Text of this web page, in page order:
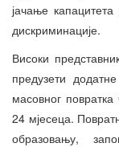
јачање
дискриминације.
Високи
предузети
масовног
24 мјесеца.
образовању,